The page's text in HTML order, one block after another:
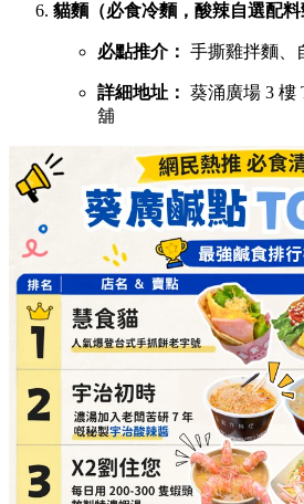
貓麵（必食冷麵，酸辣自選配料
必點推介： 手撕雞拌麵、
詳細地址： 葵涌廣場 3 樓
舖